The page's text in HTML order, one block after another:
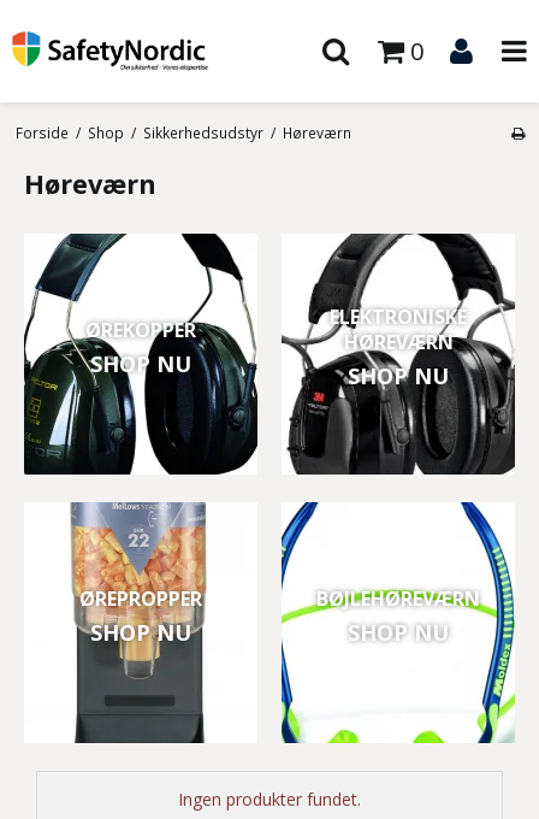
0
Forside / Shop / Sikkerhedsudstyr / Høreværn
Høreværn
ØREKOPPER
SHOP NU
ELEKTRONISKE
HØREVÆRN
SHOP NU
ØREPROPPER
SHOP NU
BØJLEHØREVÆRN
SHOP NU
Ingen produkter fundet.